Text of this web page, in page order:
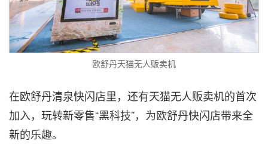
欧舒丹天猫无人贩卖机
在欧舒丹清泉快闪店里，还有天猫无人贩卖机的首次
加入，玩转新零售“黑科技”，为欧舒丹快闪店带来全
新的乐趣。